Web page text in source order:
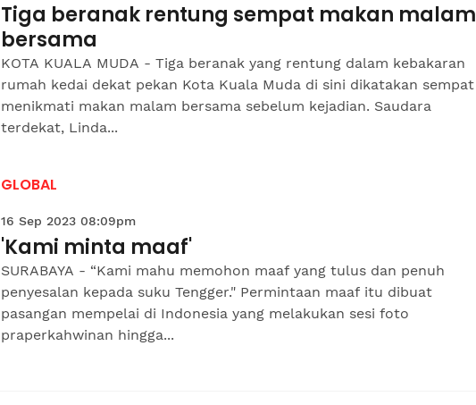
Tiga beranak rentung sempat makan malam
bersama
KOTA KUALA MUDA - Tiga beranak yang rentung dalam kebakaran
rumah kedai dekat pekan Kota Kuala Muda di sini dikatakan sempat
menikmati makan malam bersama sebelum kejadian. Saudara
terdekat, Linda...
GLOBAL
16 Sep 2023 08:09pm
'Kami minta maaf'
SURABAYA - “Kami mahu memohon maaf yang tulus dan penuh
penyesalan kepada suku Tengger." Permintaan maaf itu dibuat
pasangan mempelai di Indonesia yang melakukan sesi foto
praperkahwinan hingga...